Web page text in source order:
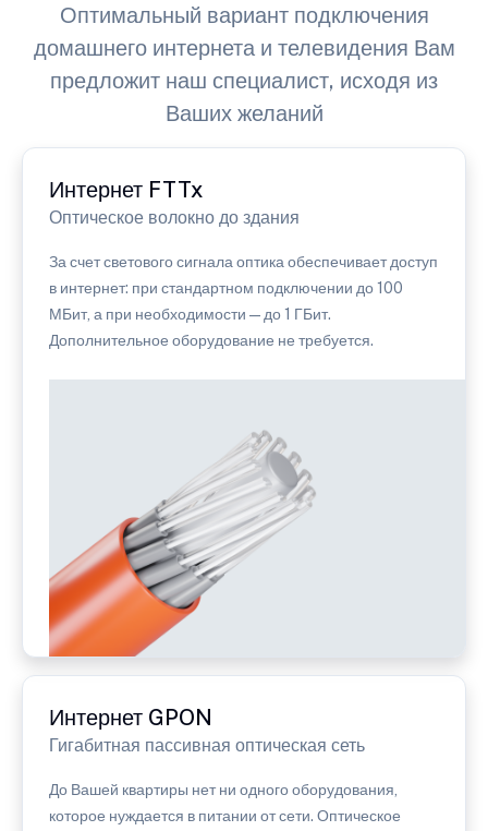
Оптимальный вариант подключения
домашнего интернета и телевидения Вам
предложит наш специалист, исходя из
Ваших желаний
Интернет FTTx
Оптическое волокно до здания
За счет светового сигнала оптика обеспечивает доступ
в интернет: при стандартном подключении до 100
МБит, а при необходимости — до 1 ГБит.
Дополнительное оборудование не требуется.
Интернет GPON
Гигабитная пассивная оптическая сеть
До Вашей квартиры нет ни одного оборудования,
которое нуждается в питании от сети. Оптическое